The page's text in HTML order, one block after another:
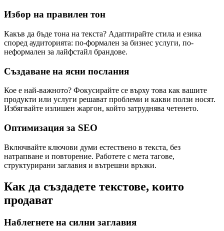
Избор на правилен тон
Какъв да бъде тона на текста? Адаптирайте стила и езика
според аудиторията: по-формален за бизнес услуги, по-
неформален за лайфстайл брандове.
Създаване на ясни послания
Кое е най-важното? Фокусирайте се върху това как вашите
продукти или услуги решават проблеми и какви ползи носят.
Избягвайте излишен жаргон, който затруднява четенето.
Оптимизация за SEO
Включвайте ключови думи естествено в текста, без
натрапване и повторение. Работете с мета тагове,
структурирани заглавия и вътрешни връзки.
Как да създадете текстове, които
продават
Наблегнете на силни заглавия